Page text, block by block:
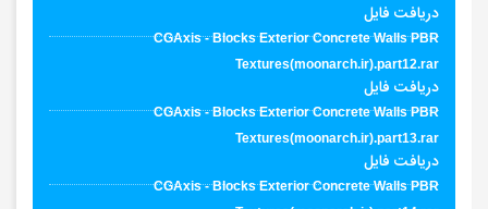
دریافت فایل
CGAxis - Blocks Exterior Concrete Walls PBR
Textures(moonarch.ir).part12.rar
دریافت فایل
CGAxis - Blocks Exterior Concrete Walls PBR
Textures(moonarch.ir).part13.rar
دریافت فایل
CGAxis - Blocks Exterior Concrete Walls PBR